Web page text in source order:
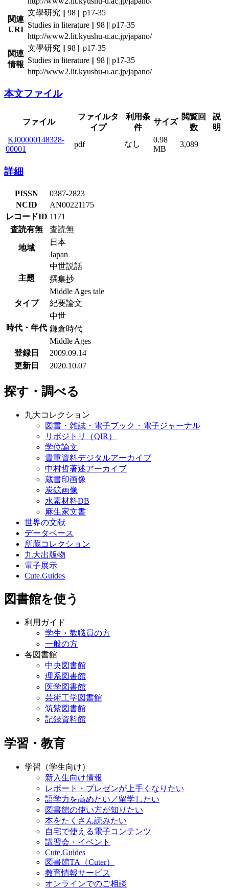
関連
URI
文學研究 || 98 || p17-35
Studies in literature || 98 || p17-35
http://www2.lit.kyushu-u.ac.jp/japano/
関連
情報
文學研究 || 98 || p17-35
Studies in literature || 98 || p17-35
http://www2.lit.kyushu-u.ac.jp/japano/
本文ファイル
ファイル
ファイルタ
イプ
利用条
件
サイズ
閲覧回
数
説
明
KJ00000148328-
00001
pdf なし
0.98
MB
3,089
詳細
PISSN
0387-2823
NCID
AN00221175
レコードID 1171
査読有無
査読無
地域
日本
Japan
主題
中世説話
撰集抄
Middle Ages tale
タイプ
紀要論文
時代・年代
中世
鎌倉時代
Middle Ages
登録日
2009.09.14
更新日
2020.10.07
探す・調べる
九大コレクション
図書・雑誌・電子ブック・電子ジャーナル
リポジトリ（QIR）
学位論文
貴重資料デジタルアーカイブ
中村哲著述アーカイブ
蔵書印画像
炭鉱画像
水素材料DB
麻生家文書
世界の文献
データベース
所蔵コレクション
九大出版物
電子展示
Cute.Guides
図書館を使う
利用ガイド
学生・教職員の方
一般の方
各図書館
中央図書館
理系図書館
医学図書館
芸術工学図書館
筑紫図書館
記録資料館
学習・教育
学習（学生向け）
新入生向け情報
レポート・プレゼンが上手くなりたい
語学力を高めたい／留学したい
図書館の使い方が知りたい
本をたくさん読みたい
自宅で使える電子コンテンツ
講習会・イベント
Cute.Guides
図書館TA（Cuter）
教育情報サービス
オンラインでのご相談